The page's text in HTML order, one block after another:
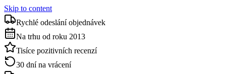
Skip to content
Rychlé odeslání objednávek
Na trhu od roku 2013
Tisíce pozitivních recenzí
30 dní na vrácení